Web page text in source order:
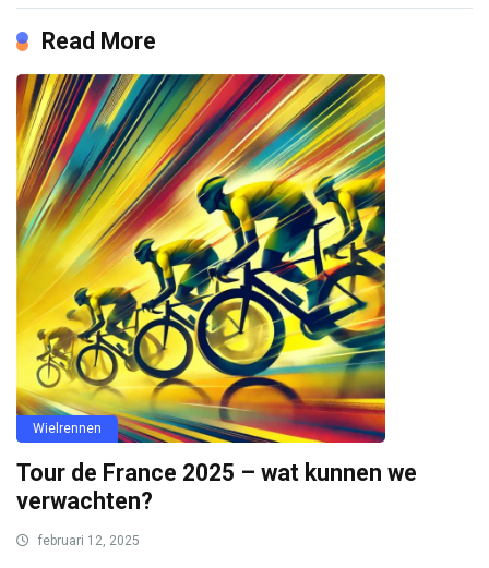
Read More
Wielrennen
Tour de France 2025 – wat kunnen we
verwachten?
februari 12, 2025